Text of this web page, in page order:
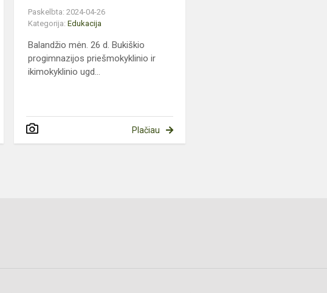
Paskelbta: 2024-04-26
Kategorija:Edukacija
Balandžio mėn. 26 d. Bukiškio
progimnazijos priešmokyklinio ir
ikimokyklinio ugd...
Plačiau